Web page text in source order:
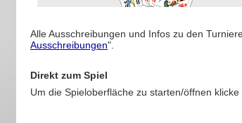
Alle Ausschreibungen und Infos zu den
Ausschreibungen".
Direkt zum Spiel
Um die Spieloberfläche zu starten/öffnen